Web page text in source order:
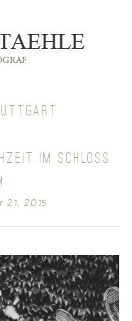
IM SCHLOSS
2015